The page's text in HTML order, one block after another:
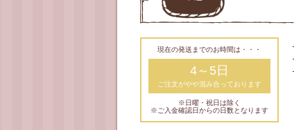
現在の発送までのお時間は・・・
4～5日
ご注文がやや混み合っております
※日曜・祝日は除く
※ご入金確認日からの日数となります